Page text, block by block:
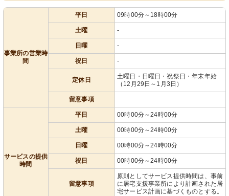
事業所の営業時
間
平日 09時00分～18時00分
土曜 -
日曜 -
祝日 -
定休日
土曜日・日曜日・祝祭日・年末年始
（12月29日～1月3日）
留意事項
サービスの提供
時間
平日 00時00分～24時00分
土曜 00時00分～24時00分
日曜 00時00分～24時00分
祝日 00時00分～24時00分
留意事項
原則としてサービス提供時間は、事前
に居宅支援事業所により計画された居
宅サービス計画に基づくものとする。